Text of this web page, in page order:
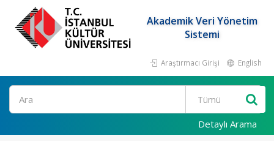
Akademik Veri Yönetim
Sistemi
Araştırmacı Girişi English
Ara
Detaylı Arama